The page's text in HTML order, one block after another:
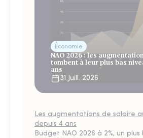
Économie
NAO 2026 : les
tombent à leur plus bas
ans
31 Juill. 2026
Les augmentations de salaire
depuis 4 ans
Budget NAO 2026 à 2%, un plus